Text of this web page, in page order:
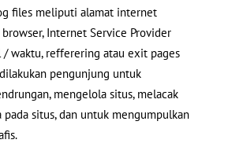
files meliputi alamat internet
Internet Service Provider
/ waktu, refferering atau exit pages
pengunjung untuk
mengelola situs, melacak
situs, dan untuk mengumpulkan